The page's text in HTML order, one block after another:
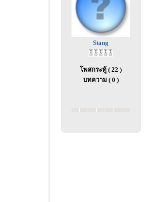
Stang
โพสกระทู้ ( 22 )
บทความ ( 0 )